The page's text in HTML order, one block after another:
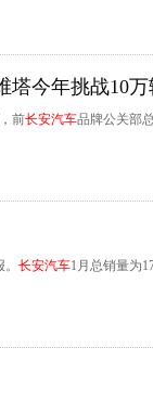
塔今年挑战10
前长安汽车品牌公关部
长安汽车1月总销量为